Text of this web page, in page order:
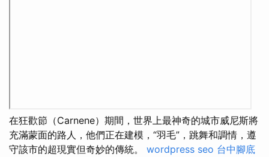
在狂歡節（Carnene）期間，世界上最神奇的城市威尼斯將
充滿蒙面的路人，他們正在建模，“羽毛”，跳舞和調情，遵
守該市的超現實但奇妙的傳統。 wordpress seo 台中腳底